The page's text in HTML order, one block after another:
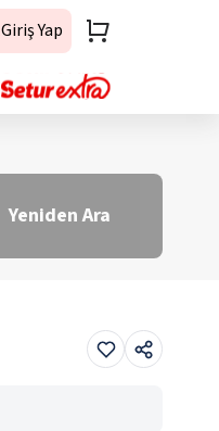
Giriş Yap
Yeniden Ara